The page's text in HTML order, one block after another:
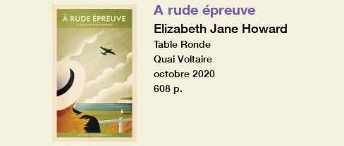
A rude épreuve
Elizabeth Jane Howard
Table Ronde
Quai Voltaire
octobre 2020
608 p.